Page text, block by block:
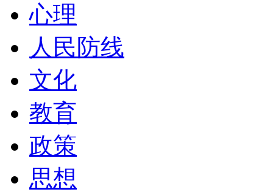
心理
人民防线
文化
教育
政策
思想